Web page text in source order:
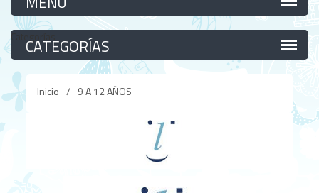
Categorías
Inicio / 9 A 12 AÑOS